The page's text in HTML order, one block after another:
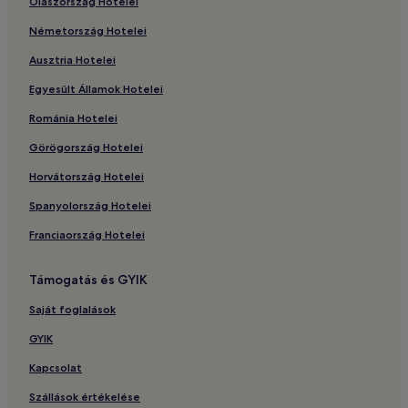
Németország Hotelei
Ausztria Hotelei
Egyesült Államok Hotelei
Románia Hotelei
Görögország Hotelei
Horvátország Hotelei
Spanyolország Hotelei
Franciaország Hotelei
Támogatás és GYIK
Saját foglalások
GYIK
Kapcsolat
Szállások értékelése